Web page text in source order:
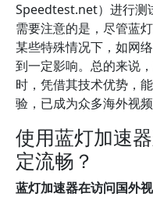
Speedtest.net）进行测
需要注意的是，尽管蓝
某些特殊情况下，如网
到一定影响。总的来说
时，凭借其技术优势，
验，已成为众多海外视
使用蓝灯加速
定流畅？
蓝灯加速器在访问国外